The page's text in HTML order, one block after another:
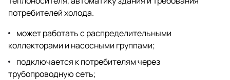
потребителей холода.
может работать с распределительными
коллекторами и насосными группами;
подключается к потребителям через
трубопроводную сеть;